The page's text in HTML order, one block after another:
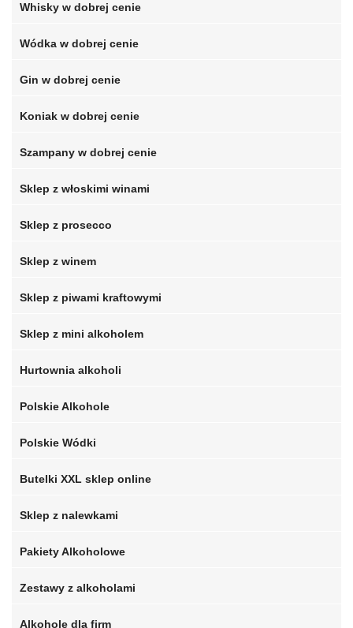
Whisky w dobrej cenie
Wódka w dobrej cenie
Gin w dobrej cenie
Koniak w dobrej cenie
Szampany w dobrej cenie
Sklep z włoskimi winami
Sklep z prosecco
Sklep z winem
Sklep z piwami kraftowymi
Sklep z mini alkoholem
Hurtownia alkoholi
Polskie Alkohole
Polskie Wódki
Butelki XXL sklep online
Sklep z nalewkami
Pakiety Alkoholowe
Zestawy z alkoholami
Alkohole dla firm